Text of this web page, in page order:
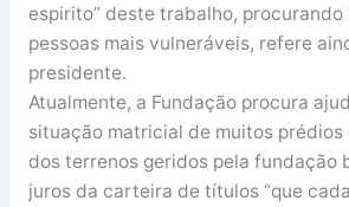
espirito” deste trabalho, procurando
pessoas mais vulneráveis, refere
presidente.
Atualmente, a Fundação procura
situação matricial de muitos
dos terrenos geridos pela fundação
juros da carteira de títulos “que